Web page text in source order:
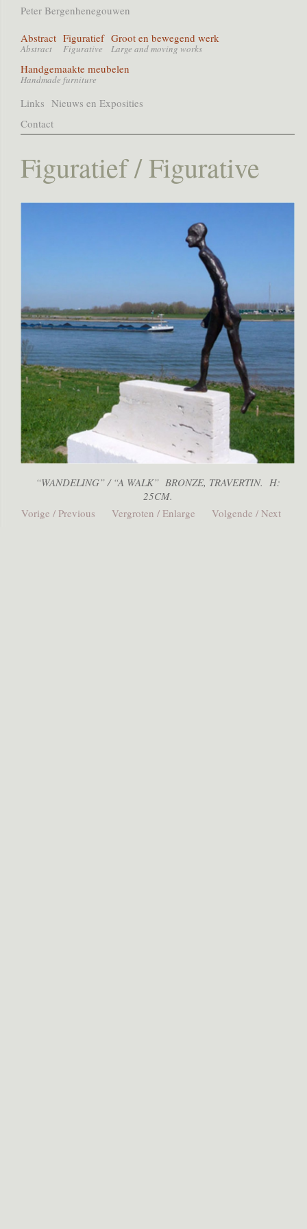
Peter Bergenhenegouwen
Abstract
Abstract
Figuratief
Figurative
Groot en bewegend werk
Large and moving works
Handgemaakte meubelen
Handmade furniture
Links Nieuws en Exposities
Contact
Figuratief / Figurative
“WANDELING” / “A WALK” BRONZE, TRAVERTIN. H:
25CM.
Vorige / Previous
Vergroten / Enlarge Volgende / Next